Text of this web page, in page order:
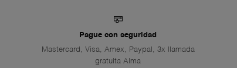
Pague con seguridad
Mastercard, Visa, Amex, Paypal, 3x llamada
gratuita Alma